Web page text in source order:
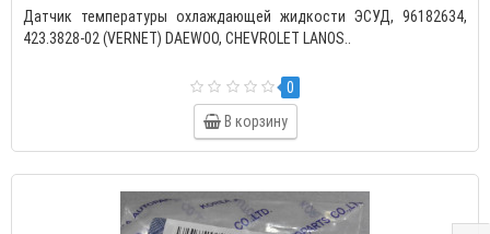
Датчик температуры охлаждающей жидкости ЭСУД, 96182634,
423.3828-02 (VERNET) DAEWOO, CHEVROLET LANOS..
0
В корзину